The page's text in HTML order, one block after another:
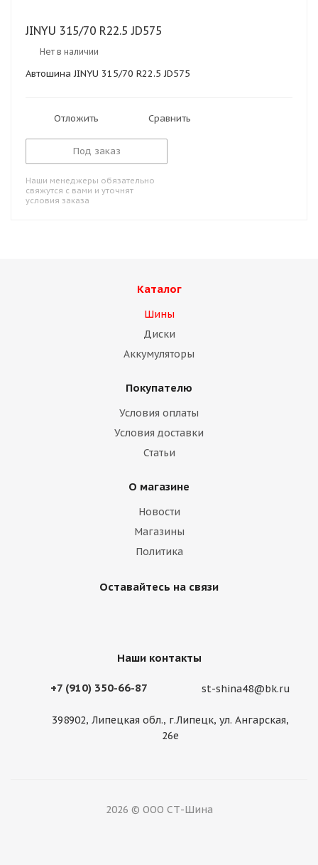
JINYU 315/70 R22.5 JD575
Нет в наличии
Автошина JINYU 315/70 R22.5 JD575
Отложить Сравнить
Под заказ
Наши менеджеры обязательно
свяжутся с вами и уточнят
условия заказа
Каталог
Шины
Диски
Аккумуляторы
Покупателю
Условия оплаты
Условия доставки
Статьи
О магазине
Новости
Магазины
Политика
Оставайтесь на связи
Наши контакты
+7 (910) 350-66-87 st-shina48@bk.ru
398902, Липецкая обл., г.Липецк, ул. Ангарская,
26е
2026 © ООО СТ-Шина